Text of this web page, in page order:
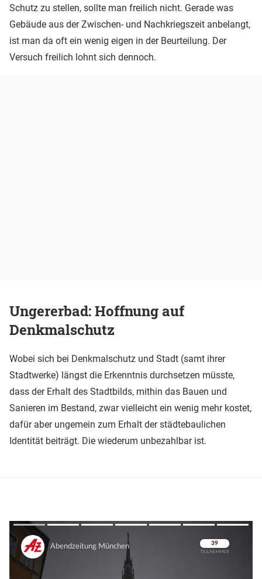
Schutz zu stellen, sollte man freilich nicht. Gerade was
Gebäude aus der Zwischen- und Nachkriegszeit anbelangt,
ist man da oft ein wenig eigen in der Beurteilung. Der
Versuch freilich lohnt sich dennoch.
Ungererbad: Hoffnung auf
Denkmalschutz
Wobei sich bei Denkmalschutz und Stadt (samt ihrer
Stadtwerke) längst die Erkenntnis durchsetzen müsste,
dass der Erhalt des Stadtbilds, mithin das Bauen und
Sanieren im Bestand, zwar vielleicht ein wenig mehr kostet,
dafür aber ungemein zum Erhalt der städtebaulichen
Identität beiträgt. Die wiederum unbezahlbar ist.
Überspringen